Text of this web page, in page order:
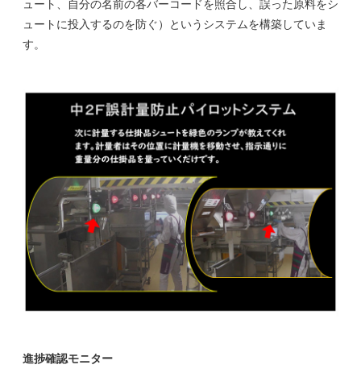
ュート、自分の名前の各バーコードを照合し、誤った原料をシ
ュートに投入するのを防ぐ）というシステムを構築していま
す。
進捗確認モニター